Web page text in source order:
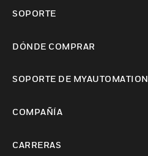
SOPORTE
DÓNDE COMPRAR
SOPORTE DE MYAUTOMATION
COMPAÑÍA
CARRERAS